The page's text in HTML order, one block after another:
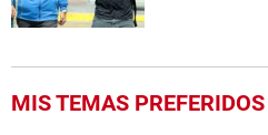
MIS TEMAS PREFERIDOS